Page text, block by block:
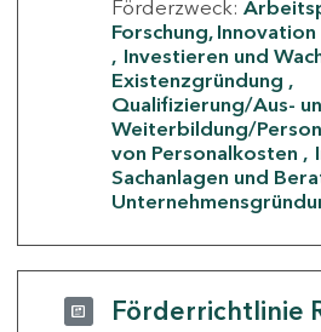
Förderzweck:
Forschung,
Investieren und
Existenzgründung
Qualifizierung/Aus-
Weiterbildung/
von Personalkosten
Sachanlagen und
Förderrichtlinie